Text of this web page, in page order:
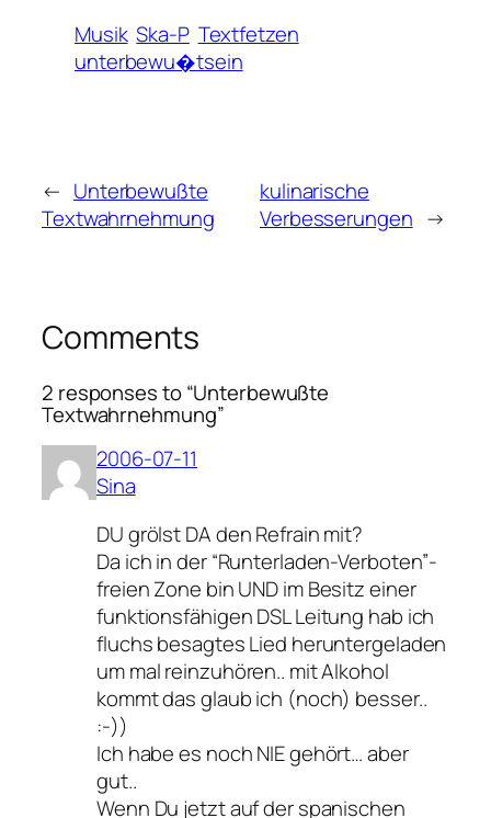
Musik Ska-P Textfetzen
unterbewu�tsein
← Unterbewußte
Textwahrnehmung
kulinarische
Verbesserungen →
Comments
2 responses to “Unterbewußte
Textwahrnehmung”
2006-07-11
Sina
DU grölst DA den Refrain mit?
Da ich in der “Runterladen-Verboten”-
freien Zone bin UND im Besitz einer
funktionsfähigen DSL Leitung hab ich
fluchs besagtes Lied heruntergeladen
um mal reinzuhören.. mit Alkohol
kommt das glaub ich (noch) besser..
:-))
Ich habe es noch NIE gehört… aber
gut..
Wenn Du jetzt auf der spanischen